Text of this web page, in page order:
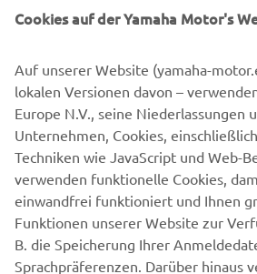
vor Ort ist nicht möglich. Der
Die Teilnehmeranzahl ist limitiert.
Teilnahme ist ein gültiger
Motorradklasse, die getestet werden
Motorradausrüstung wie Helm,
Schuhe ist unbedingt erforderlich.
Cookies auf der Yamaha Motor's
Auf unserer Website (yamaha-
lokalen Versionen davon –
Europe N.V., seine Niederlassungen
Unternehmen, Cookies,
Techniken wie JavaScript und Web-
verwenden funktionelle Cookies,
einwandfrei funktioniert und Ihnen
Funktionen unserer Website zur
B. die Speicherung Ihrer
Sprachpräferenzen. Darüber hinaus